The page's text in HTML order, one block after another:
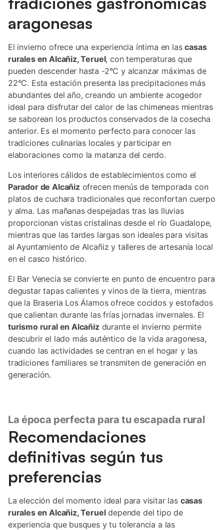
aragonesas
El invierno ofrece una experiencia íntima en lascasas
rurales en Alcañiz, Teruel, con temperaturas que
pueden descender hasta -2°C y alcanzar máximas de
22°C. Esta estación presenta las precipitaciones más
abundantes del año, creando un ambiente acogedor
ideal para disfrutar del calor de las chimeneas mientras
se saborean los productos conservados de la cosecha
anterior. Es el momento perfecto para conocer las
tradiciones culinarias locales y participar en
elaboraciones como la matanza del cerdo.
Los interiores cálidos de establecimientos como el
Parador de Alcañizofrecen menús de temporada con
platos de cuchara tradicionales que reconfortan cuerpo
y alma. Las mañanas despejadas tras las lluvias
proporcionan vistas cristalinas desde el río Guadalope,
mientras que las tardes largas son ideales para visitas
al Ayuntamiento de Alcañiz y talleres de artesanía local
en el casco histórico.
El Bar Venecia se convierte en punto de encuentro para
degustar tapas calientes y vinos de la tierra, mientras
que la Braseria Los Álamos ofrece cocidos y estofados
que calientan durante las frías jornadas invernales. El
turismo rural en Alcañizdurante el invierno permite
descubrir el lado más auténtico de la vida aragonesa,
cuando las actividades se centran en el hogar y las
tradiciones familiares se transmiten de generación en
generación.
La época perfecta para tu escapada rural
Recomendaciones
definitivas según tus
preferencias
La elección del momento ideal para visitar las casas
rurales en Alcañiz, Terueldepende del tipo de
experiencia que busques y tu tolerancia a las